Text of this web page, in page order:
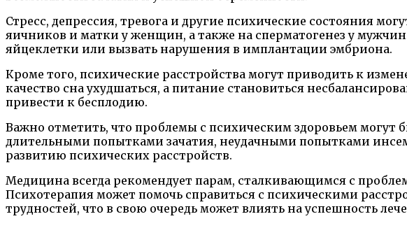
Стресс, депрессия, тревога и другие психические состояния
яичников и матки у женщин, а также на сперматогенез у
яйцеклетки или вызвать нарушения в имплантации эмбриона.
Кроме того, психические расстройства могут приводить к
качество сна ухудшаться, а питание становиться
привести к бесплодию.
Важно отметить, что проблемы с психическим здоровьем могут
длительными попытками зачатия, неудачными попытками
развитию психических расстройств.
Медицина всегда рекомендует парам, сталкивающимся с
Психотерапия может помочь справиться с психическими
трудностей, что в свою очередь может влиять на успешность